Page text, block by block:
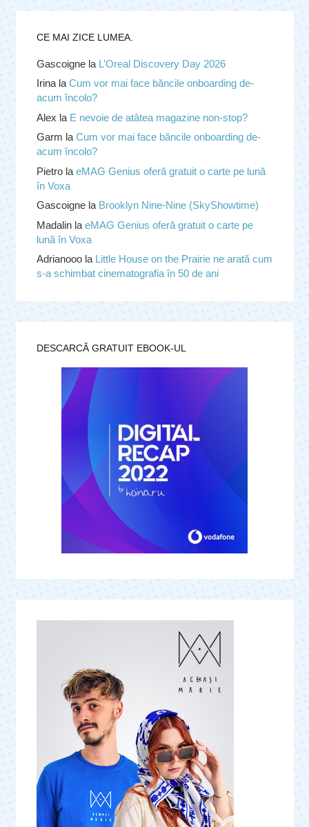
CE MAI ZICE LUMEA.
Gascoignela L’Oreal Discovery Day 2026
Irinala Cum vor mai face băncile onboarding de-
acum încolo?
Alex la E nevoie de atâtea magazine non-stop?
Garm la Cum vor mai face băncile onboarding de-
acum încolo?
Pietrola eMAG Genius oferă gratuit o carte pe lună
în Voxa
Gascoignela Brooklyn Nine-Nine (SkyShowtime)
Madalinla eMAG Genius oferă gratuit o carte pe
lună în Voxa
Adrianooola Little House on the Prairie ne arată cum
s-a schimbat cinematografia în 50 de ani
DESCARCĂ GRATUIT EBOOK-UL